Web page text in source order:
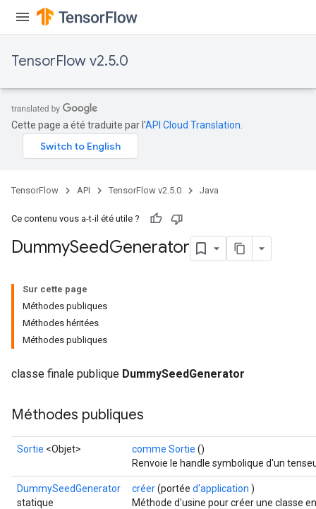
TensorFlow v2.5.0
Cette page a été traduite par l'API Cloud Translation
TensorFlow API TensorFlow v2.5.0 Java
Ce contenu vous a-t-il été utile ?
DummySeedGenerator
Sur cette page
Méthodes publiques
Méthodes héritées
Méthodes publiques
classe finale publique DummySeedGenerator
Méthodes publiques
Sortie <Objet> comme Sortie ()
Renvoie le handle symbolique d'un
DummySeedGenerator
statique
créer(portée d'application )
Méthode d'usine pour créer une classe